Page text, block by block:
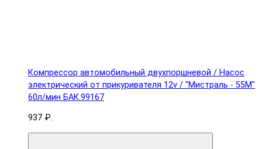
Компрессор автомобильный двухпоршневой / Насос
электрический от прикуривателя 12v / "Мистраль - 55М"
60л/мин БАК.99167
937 ₽.